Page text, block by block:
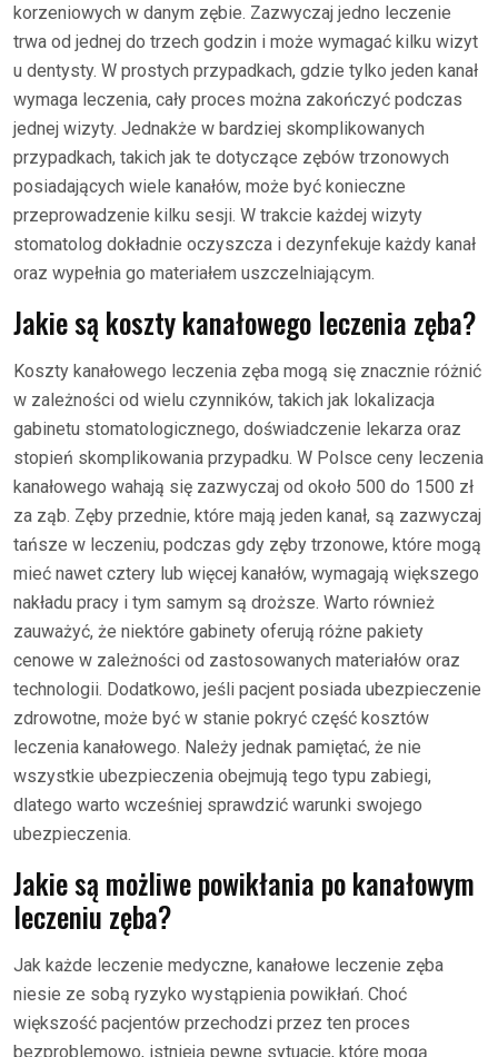
korzeniowych w danym zębie. Zazwyczaj jedno leczenie
trwa od jednej do trzech godzin i może wymagać kilku wizyt
u dentysty. W prostych przypadkach, gdzie tylko jeden kanał
wymaga leczenia, cały proces można zakończyć podczas
jednej wizyty. Jednakże w bardziej skomplikowanych
przypadkach, takich jak te dotyczące zębów trzonowych
posiadających wiele kanałów, może być konieczne
przeprowadzenie kilku sesji. W trakcie każdej wizyty
stomatolog dokładnie oczyszcza i dezynfekuje każdy kanał
oraz wypełnia go materiałem uszczelniającym.
Jakie są koszty kanałowego leczenia zęba?
Koszty kanałowego leczenia zęba mogą się znacznie różnić
w zależności od wielu czynników, takich jak lokalizacja
gabinetu stomatologicznego, doświadczenie lekarza oraz
stopień skomplikowania przypadku. W Polsce ceny leczenia
kanałowego wahają się zazwyczaj od około 500 do 1500 zł
za ząb. Zęby przednie, które mają jeden kanał, są zazwyczaj
tańsze w leczeniu, podczas gdy zęby trzonowe, które mogą
mieć nawet cztery lub więcej kanałów, wymagają większego
nakładu pracy i tym samym są droższe. Warto również
zauważyć, że niektóre gabinety oferują różne pakiety
cenowe w zależności od zastosowanych materiałów oraz
technologii. Dodatkowo, jeśli pacjent posiada ubezpieczenie
zdrowotne, może być w stanie pokryć część kosztów
leczenia kanałowego. Należy jednak pamiętać, że nie
wszystkie ubezpieczenia obejmują tego typu zabiegi,
dlatego warto wcześniej sprawdzić warunki swojego
ubezpieczenia.
Jakie są możliwe powikłania po kanałowym
leczeniu zęba?
Jak każde leczenie medyczne, kanałowe leczenie zęba
niesie ze sobą ryzyko wystąpienia powikłań. Choć
większość pacjentów przechodzi przez ten proces
bezproblemowo, istnieją pewne sytuacje, które mogą